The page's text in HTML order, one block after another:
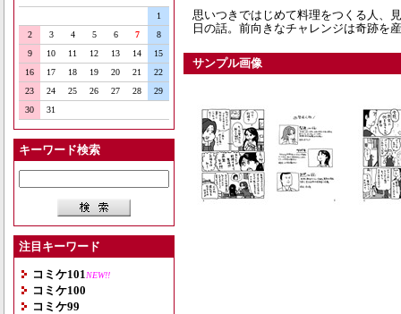
1
2
3 4 5 6 7
8
9
10 11 12 13 14
15
16
17 18 19 20 21
22
23
24 25 26 27 28
29
30
31
キーワード検索
注目キーワード
コミケ101 NEW!!
コミケ100
コミケ99
思いつきではじめて料理をつくる人、
日の話。前向きなチャレンジは奇跡を
サンプル画像